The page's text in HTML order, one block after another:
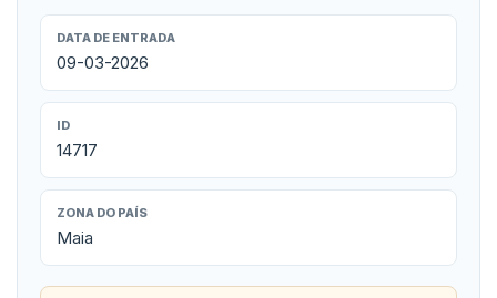
DATA DE ENTRADA
09-03-2026
ID
14717
ZONA DO PAÍS
Maia